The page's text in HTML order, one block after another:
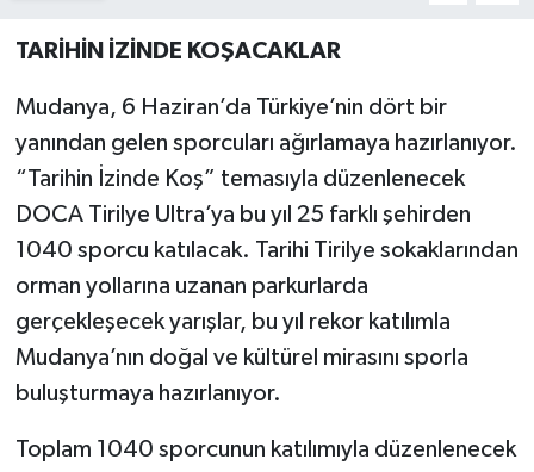
TARİHİ N İZİ NDE KOŞACAKLAR
Mudanya, 6 Haziran’da Türkiye’nin dört bir
yanından gelen sporcuları ağırlamaya hazırlanıyor.
“Tarihin İzinde Koş” temasıyla düzenlenecek
DOCA Tirilye Ultra’ya bu yıl 25 farklı şehirden
1040 sporcu katılacak. Tarihi Tirilye sokaklarından
orman yollarına uzanan parkurlarda
gerçekleşecek yarışlar, bu yıl rekor katılımla
Mudanya’nın doğal ve kültürel mirasını sporla
buluşturmaya hazırlanıyor.
Toplam 1040 sporcunun katılımıyla düzenlenecek